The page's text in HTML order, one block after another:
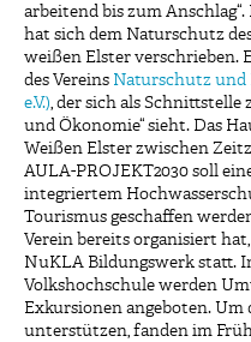
arbeitend bis zum
hat sich dem Naturschutz
weißen Elster verschrieben.
des Vereins Naturschutz und
e.V.), der sich als Schnittstelle
und Ökonomie“ sieht. Das
Weißen Elster zwischen
AULA-PROJEKT2030 soll
integriertem
Tourismus geschaffen
Verein bereits organisiert
NuKLA Bildungswerk statt.
Volkshochschule werden
Exkursionen angeboten.
unterstützen, fanden im